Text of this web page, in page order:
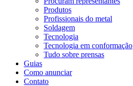
Produtos
Profissionais do metal
Soldagem
Tecnologia
Tecnologia em conformação
Tudo sobre prensas
Guias
Como anunciar
Contato